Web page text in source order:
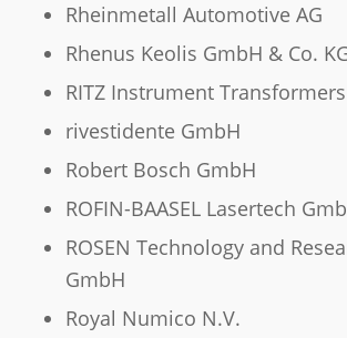
Rheinmetall Automotive AG
Rhenus Keolis GmbH & Co.
RITZ Instrument
rivestidente GmbH
Robert Bosch GmbH
ROFIN-BAASEL Lasertech
ROSEN Technology and
GmbH
Royal Numico N.V.